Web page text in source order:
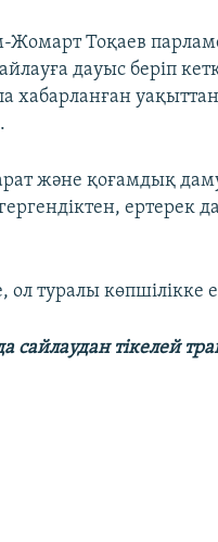
Тоқаев
дауыс беріп
хабарланған
және қоғамдық
ертерек
ол туралы
тікелей